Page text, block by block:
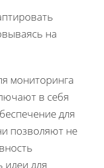
на
мониторинга
в себя
для
позволяют не
идеи для